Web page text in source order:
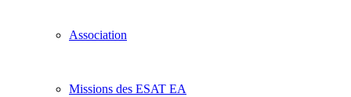
Association
Missions des ESAT EA